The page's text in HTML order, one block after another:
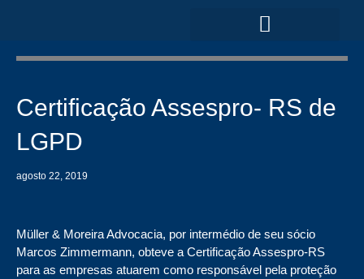
conteúdo
Certificação Assespro- RS de
LGPD
agosto 22, 2019
Müller & Moreira Advocacia, por intermédio de seu sócio
Marcos Zimmermann, obteve a Certificação Assespro-RS
para as empresas atuarem como responsável pela proteção